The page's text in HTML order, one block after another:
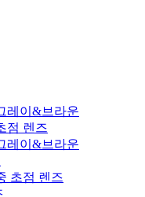
레이&브라운
점 렌즈
레이&브라운
초점 렌즈